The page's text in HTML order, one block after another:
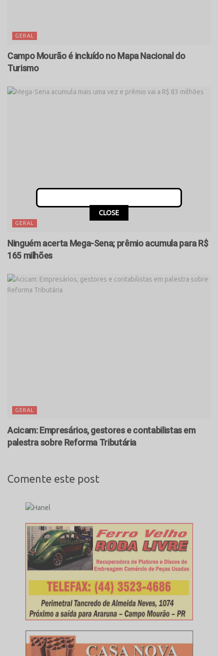
GERAL
Campo Mourão é incluído no Mapa Nacional do
Turismo
GERAL
Ninguém acerta Mega-Sena; prêmio acumula para R$
165 milhões
GERAL
Acicam: Empresários, gestores e contabilistas em
palestra sobre Reforma Tributária
Comente este post
CLOSE